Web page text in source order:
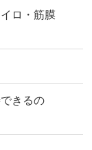
ロ・筋膜
きるの